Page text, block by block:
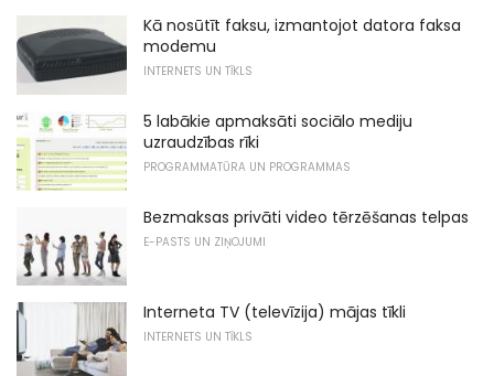
Kā nosūtīt faksu, izmantojot datora faksa
modemu
INTERNETS UN TĪKLS
5 labākie apmaksāti sociālo mediju
uzraudzības rīki
PROGRAMMATŪRA UN PROGRAMMAS
Bezmaksas privāti video tērzēšanas telpas
E-PASTS UN ZIŅOJUMI
Interneta TV (televīzija) mājas tīkli
INTERNETS UN TĪKLS